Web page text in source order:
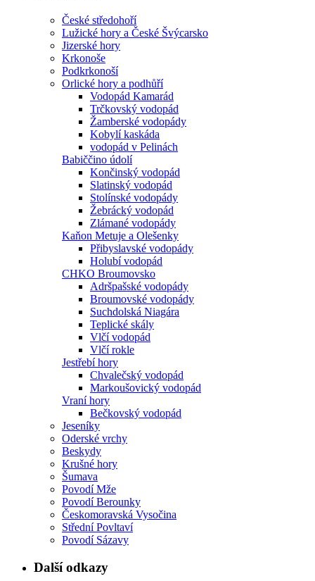
České středohoří
Lužické hory a České Švýcarsko
Jizerské hory
Krkonoše
Podkrkonoší
Orlické hory a podhůří
Vodopád Kamarád
Trčkovský vodopád
Žamberské vodopády
Kobylí kaskáda
vodopád v Pelinách
Babiččino údolí
Končinský vodopád
Slatinský vodopád
Stolínské vodopády
Žebrácký vodopád
Zlámané vodopády
Kaňon Metuje a Olešenky
Přibyslavské vodopády
Holubí vodopád
CHKO Broumovsko
Adršpašské vodopády
Broumovské vodopády
Suchdolská Niagára
Teplické skály
Vlčí vodopád
Vlčí rokle
Jestřebí hory
Chvalečský vodopád
Markoušovický vodopád
Vraní hory
Bečkovský vodopád
Jeseníky
Oderské vrchy
Beskydy
Krušné hory
Šumava
Povodí Mže
Povodí Berounky
Českomoravská Vysočina
Střední Povltaví
Povodí Sázavy
Další odkazy